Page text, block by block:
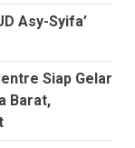
Asy-Syifa’
Siap Gelar
Barat,